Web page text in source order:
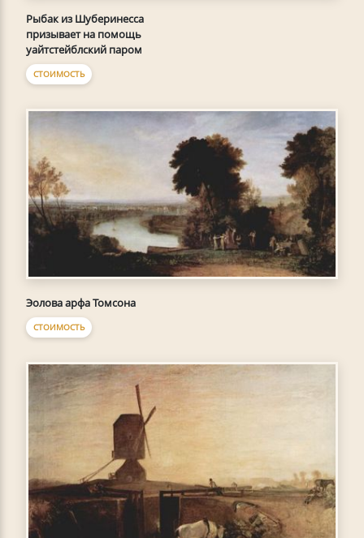
Рыбак из Шуберинесса
призывает на помощь
уайтстейблский паром
СТОИМОСТЬ
Эолова арфа Томсона
СТОИМОСТЬ